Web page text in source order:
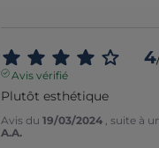
4
Avis vérifié
Plutôt esthétique
Avis du 19/03/2024
, suite à
A.A.